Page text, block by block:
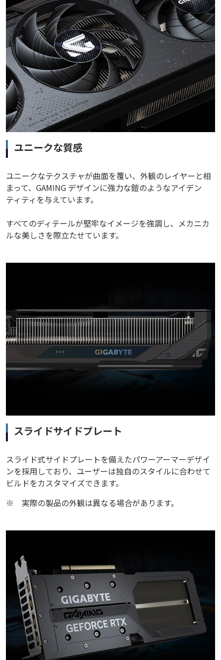
ユニークな質感
ユニークなテクスチャが曲面を覆い、外観のレイヤーと相
まって、GAMING デザインに強力な鎧のようなアイデン
ティティを与えています。
すべてのディテールが堅牢なイメージを強調し、メカニカ
ルな美しさを際立たせています。
スライドサイドプレート
スライド式サイドプレートを備えたパワーアーマーデザイ
ンを採用しており、ユーザーは独自のスタイルに合わせて
ビルドをカスタマイズできます。
※
実際の製品の外観は異なる場合があります。